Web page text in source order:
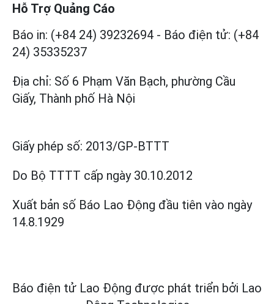
Hỗ Trợ Quảng Cáo
Báo in: (+84 24) 39232694 - Báo điện tử: (+84
24) 35335237
Địa chỉ: Số 6 Phạm Văn Bạch, phường Cầu
Giấy, Thành phố Hà Nội
Giấy phép số: 2013/GP-BTTT
Do Bộ TTTT cấp ngày 30.10.2012
Xuất bản số Báo Lao Động đầu tiên vào ngày
14.8.1929
Báo điện tử Lao Động được phát triển bởi Lao